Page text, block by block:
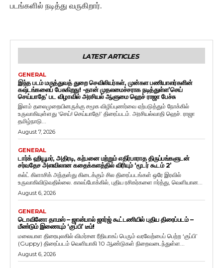
படங்களில் நடித்து வருகிறார்.
LATEST ARTICLES
GENERAL
இந்த படம் மருத்துவத் துறை செவிலியர்கள், முன்கள பணியாளர்களின்
கஷ்டங்களைப் பேசுகிறது! -தான் முதலமைச்சராக நடித்துள்ள’செய்
செய்யாதே’ பட விழாவில் அரசியல் ஆளுமை ஹெச் ராஜா பேச்சு
இளம் தலைமுறையினருக்கு சமூக விழிப்புணர்வை ஏற்படுத்தும் நோக்கில்
உருவாகியுள்ளது ‘செய்! செய்யாதே!’ திரைப்படம். அரசியல்வாதி ஹெச். ராஜா
தமிழ்நாடு...
August 7, 2026
GENERAL
டார்க் ஹியூமர், அதிரடி, கற்பனை மற்றும் எதிர்பாராத திருப்பங்களுடன்
சர்வதேச அளவிலான கதைக்களத்தில் விரியும் ‘மூடர் கூடம் 2’
கல்ட் கிளாசிக் அந்தஸ்து கிடைக்கும் சில திரைப்படங்கள் ஒரே இரவில்
உருவாகிவிடுவதில்லை. காலப்போக்கில், புதிய ரசிகர்களை ஈர்த்து, வெளியான...
August 6, 2026
GENERAL
டொவினோ தாமஸ் – ஜான்பால் ஜார்ஜ் கூட்டணியில் புதிய திரைப்படம் –
மீண்டும் இணையும் ‘குப்பி’ டீம்!
மலையாள திரையுலகில் விமர்சன ரீதியாகப் பெரும் வரவேற்பைப் பெற்ற ‘குப்பி’
(Guppy) திரைப்படம் வெளியாகி 10 ஆண்டுகள் நிறைவடைந்துள்ள...
August 6, 2026